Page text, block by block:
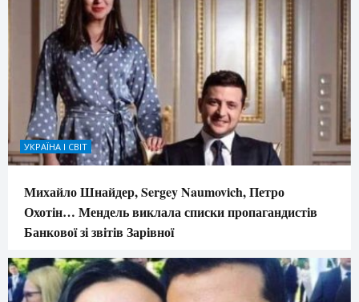
УКРАЇНА І СВІТ
Михайло Шнайдер, Sergey Naumovich, Петро
Охотін… Мендель виклала списки пропагандистів
Банкової зі звітів Зарівної